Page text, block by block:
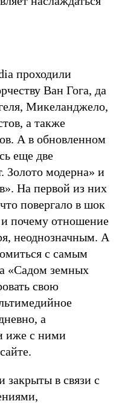
проходили
Ван Гога, да
Микеланджело,
а также
А в обновленном
еще две
Золото модерна» и
На первой из них
повергало в шок
почему отношение
неоднозначным. А
с самым
«Садом земных
свою
а
иже с ними
в связи с